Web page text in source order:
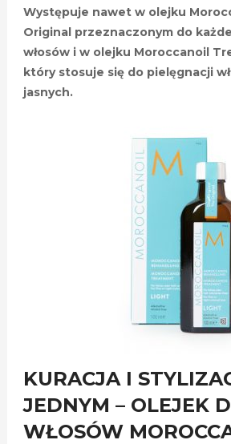
Występuje nawet w olejku
Original przeznaczonym do
włosów i w olejku Moroccanoil
który stosuje się do pielęgnacji
jasnych.
KURACJA I
JEDNYM – OLEJEK
WŁOSÓW